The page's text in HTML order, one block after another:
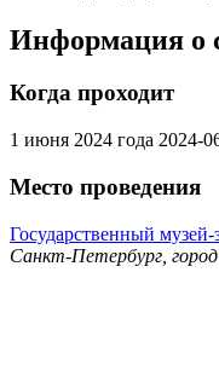
Информация о
Когда проходит
1 июня 2024 года 2024-
Место проведения
Государственный
Санкт-Петербург,